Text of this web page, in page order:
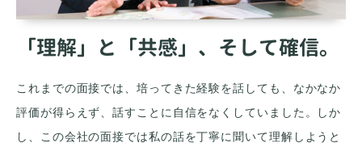
「理解」と「共感」、そして確信。
これまでの面接では、培ってきた経験を話しても、なかなか
評価が得らえず、話すことに自信をなくしていました。しか
し、この会社の面接では私の話を丁寧に聞いて理解しようと